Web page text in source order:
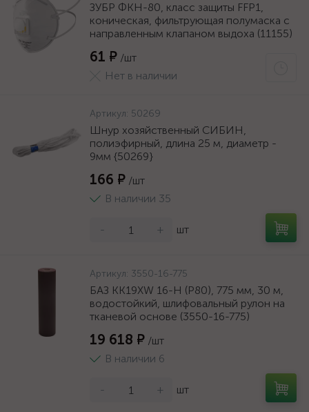
ЗУБР ФКН-80, класс защиты FFP1,
коническая, фильтрующая полумаска с
направленным клапаном выдоха (11155)
61 ₽ /шт
Нет в наличии
Артикул: 50269
Шнур хозяйственный СИБИН,
полиэфирный, длина 25 м, диаметр -
9мм {50269}
166 ₽ /шт
В наличии 35
- + шт
Артикул: 3550-16-775
БАЗ KK19XW 16-H (Р80), 775 мм, 30 м,
водостойкий, шлифовальный рулон на
тканевой основе (3550-16-775)
19 618 ₽ /шт
В наличии 6
- + шт